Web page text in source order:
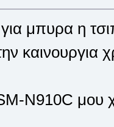
μπυρα η
καινουργια
N910C μου